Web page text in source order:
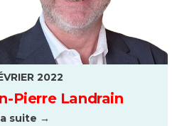
2022
Pierre Landrain
suite →